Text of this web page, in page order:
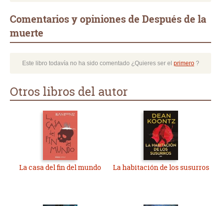
Comentarios y opiniones de Después de la
muerte
Este libro todavía no ha sido comentado ¿Quieres ser el primero?
Otros libros del autor
La casa del fin del mundo La habitación de los susurros